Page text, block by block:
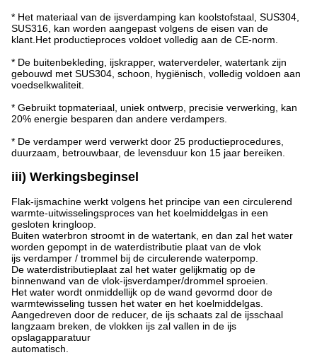
* Het materiaal van de ijsverdamping kan koolstofstaal, SUS304,
SUS316, kan worden aangepast volgens de eisen van de
klant.Het productieproces voldoet volledig aan de CE-norm.
* De buitenbekleding, ijskrapper, waterverdeler, watertank zijn
gebouwd met SUS304, schoon, hygiënisch, volledig voldoen aan
voedselkwaliteit.
* Gebruikt topmateriaal, uniek ontwerp, precisie verwerking, kan
20% energie besparen dan andere verdampers.
* De verdamper werd verwerkt door 25 productieprocedures,
duurzaam, betrouwbaar, de levensduur kon 15 jaar bereiken.
iii) Werkingsbeginsel
Flak-ijsmachine werkt volgens het principe van een circulerend
warmte-uitwisselingsproces van het koelmiddelgas in een
gesloten kringloop.
Buiten waterbron stroomt in de watertank, en dan zal het water
worden gepompt in de waterdistributie plaat van de vlok
ijs verdamper / trommel bij de circulerende waterpomp.
De waterdistributieplaat zal het water gelijkmatig op de
binnenwand van de vlok-ijsverdamper/drommel sproeien.
Het water wordt onmiddellijk op de wand gevormd door de
warmtewisseling tussen het water en het koelmiddelgas.
Aangedreven door de reducer, de ijs schaats zal de ijsschaal
langzaam breken, de vlokken ijs zal vallen in de ijs
opslagapparatuur
automatisch.